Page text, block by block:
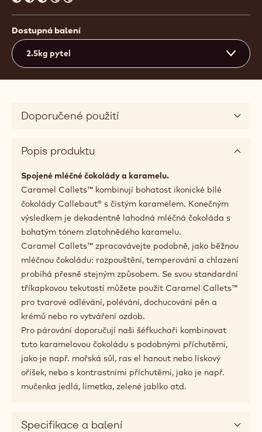
Dostupná balení
2.5kg pytel
Doporučené použití
Popis produktu
Spojené mléčné čokolády a karamelu.
Caramel Callets™ kombinují bohatost ikonické bílé
čokolády Callebaut® s čistým karamelem. Konečným
výsledkem je dekadentně lahodná mléčná čokoláda s
bohatým tónem zlatohnědého karamelu.
Caramel Callets™ zpracovávejte podobně, jako běžnou
mléčnou čokoládu: rozpouštění, temperování a chlazení
probíhá přesně stejným způsobem. Se svou standardní
tříkapkovou tekutostí můžete použít Caramel Callets™
pro tvarové odlévání, polévání, dochucování pěn a
krémů nebo ro vytváření ozdob.
Pro párování doporučují naši šéfkuchaři kombinovat
tuto karamelovou čokoládu s podobnými příchutěmi,
jako je např. mořská sůl, ras el hanout nebo lískový
oříšek, nebo s kontrastními příchutěmi, jako je např.
mučenka jedlá, limetka, zelené jablko atd.
Specifikace a balení